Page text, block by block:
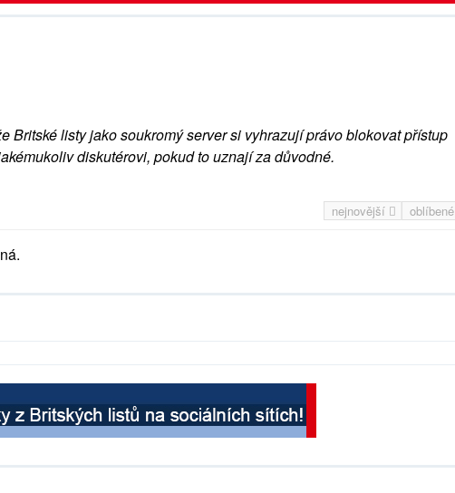
Britské listy jako soukromý server si vyhrazují právo blokovat přístup
diskutérovi, pokud to uznají za důvodné.
nejnovější oblíbené